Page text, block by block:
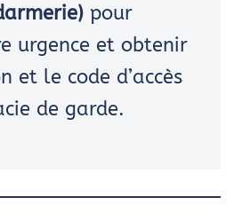
pour
urgence et obtenir
et le code d’accès
de garde.